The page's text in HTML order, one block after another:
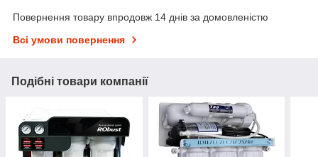
Повернення товару впродовж 14 днів за домовленістю
Всі умови повернення
Подібні товари компанії